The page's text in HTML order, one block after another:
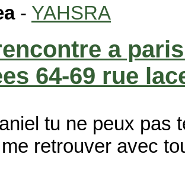
- YAHSRA
a
64-69 rue
tu ne peux pas
retrouver avec